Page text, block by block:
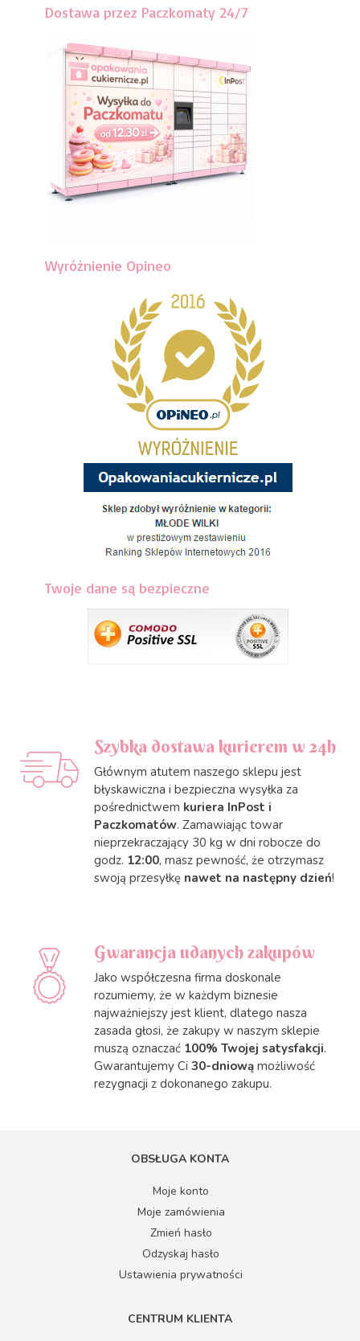
Dostawa przez Paczkomaty 24/7
Wyróżnienie Opineo
Twoje dane są bezpieczne
Szybka dostawa kurierem w 24h
Głównym atutem naszego sklepu jest
błyskawiczna i bezpieczna wysyłka za
pośrednictwem kuriera InPost i
Paczkomatów. Zamawiając towar
nieprzekraczający 30 kg w dni robocze do
godz. 12:00, masz pewność, że otrzymasz
swoją przesyłkę nawet na następny dzień!
Gwarancja udanych zakupów
Jako współczesna firma doskonale
rozumiemy, że w każdym biznesie
najważniejszy jest klient, dlatego nasza
zasada głosi, że zakupy w naszym sklepie
muszą oznaczać 100% Twojej satysfakcji.
Gwarantujemy Ci30-dniową możliwość
rezygnacji z dokonanego zakupu.
OBSŁUGA KONTA
Moje konto
Moje zamówienia
Zmień hasło
Odzyskaj hasło
Ustawienia prywatności
CENTRUM KLIENTA